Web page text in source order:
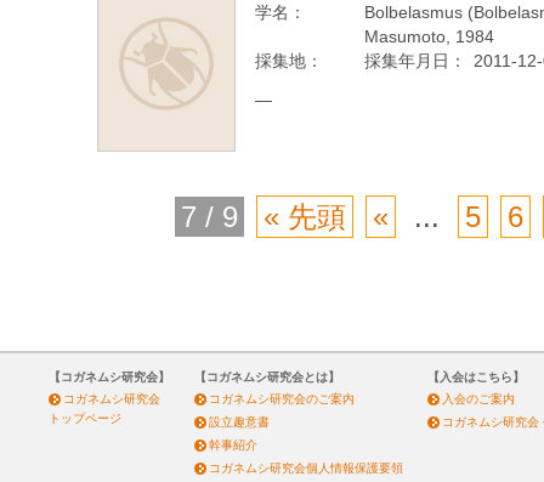
学名：
Bolbelasmus
Masumoto, 1984
採集地：
採集年月日： 2011-
—
7 / 9 « 先頭 « ... 5 6
【コガネムシ研究会】
コガネムシ研究会
トップページ
【コガネムシ研究会とは】
コガネムシ研究会のご案内
設立趣意書
幹事紹介
コガネムシ研究会個人情報保護要領
【入会はこちら】
入会のご案内
コガネムシ研究会